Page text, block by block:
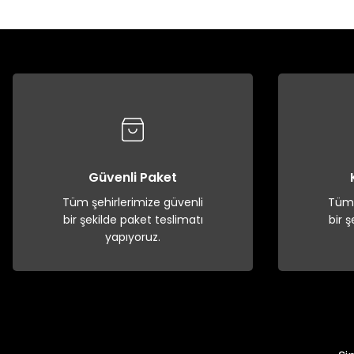
Güvenli Paket
Tüm şehirlerimize güvenli
bir şekilde paket teslimatı
yapıyoruz.
bir